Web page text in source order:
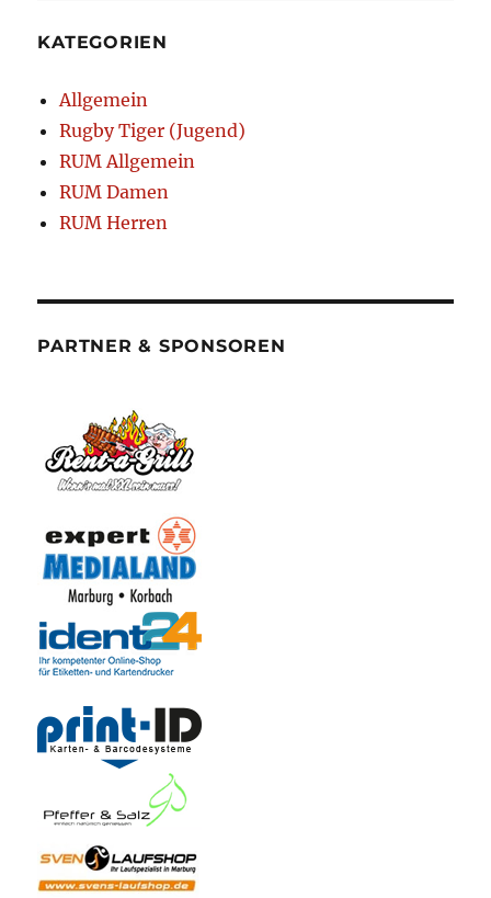
KATEGORIEN
Allgemein
Rugby Tiger (Jugend)
RUM Allgemein
RUM Damen
RUM Herren
PARTNER & SPONSOREN